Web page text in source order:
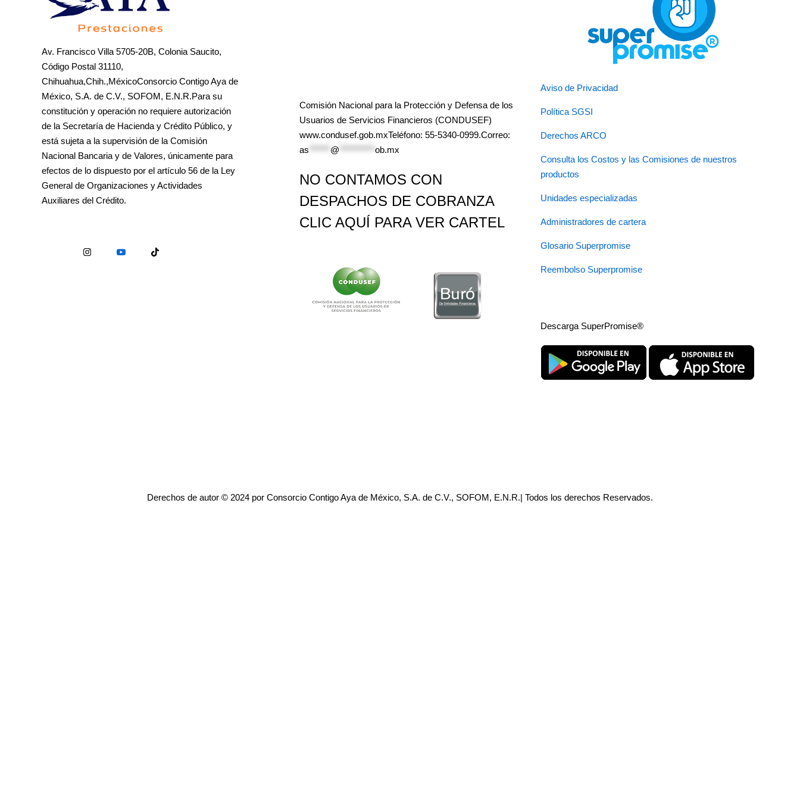
Av. Francisco Villa 5705-20B, Colonia Saucito,
Código Postal 31110,
Chihuahua,Chih.,MéxicoConsorcio Contigo Aya de
México, S.A. de C.V., SOFOM, E.N.R.Para su
constitución y operación no requiere autorización
de la Secretaría de Hacienda y Crédito Público, y
está sujeta a la supervisión de la Comisión
Nacional Bancaria y de Valores, únicamente para
efectos de lo dispuesto por el artículo 56 de la Ley
General de Organizaciones y Actividades
Auxiliares del Crédito.
Comisión Nacional para la Protección y Defensa de los
Usuarios de Servicios Financieros (CONDUSEF)
www.condusef.gob.mxTeléfono: 55-5340-0999.Correo:
as
@ ob.mx
NO CONTAMOS CON
DESPACHOS DE COBRANZA
CLIC AQUÍ PARA VER CARTEL
Aviso de Privacidad
Política SGSI
Derechos ARCO
Consulta los Costos y las Comisiones de nuestros
productos
Unidades especializadas
Administradores de cartera
Glosario Superpromise
Reembolso Superpromise
Descarga SuperPromise®
Derechos de autor © 2024 por Consorcio Contigo Aya de México, S.A. de C.V., SOFOM, E.N.R.| Todos los derechos Reservados.